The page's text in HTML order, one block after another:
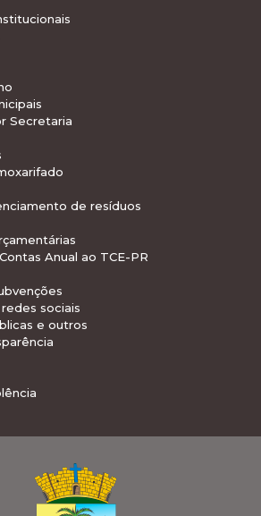
Secretaria
de resíduos
Anual ao TCE-PR
sociais
e outros